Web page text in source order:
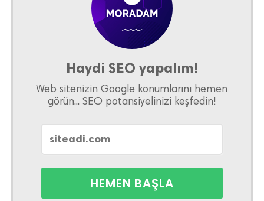
Haydi SEO yapalım!
Web sitenizin Google konumlarını hemen
görün... SEO potansiyelinizi keşfedin!